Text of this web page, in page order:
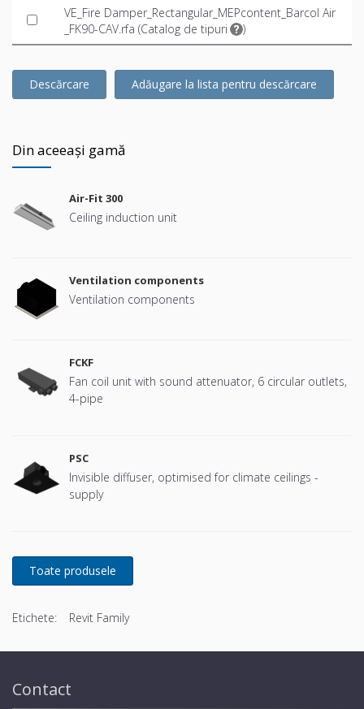
VE_Fire Damper_Rectangular_MEPcontent_Barcol Air
_FK90-CAV.rfa (Catalog de tipuri )
Descărcare Adăugare la lista pentru descărcare
Din aceeași gamă
Air-Fit 300
Ceiling induction unit
Ventilation components
Ventilation components
FCKF
Fan coil unit with sound attenuator, 6 circular outlets,
4-pipe
PSC
Invisible diffuser, optimised for climate ceilings -
supply
Etichete: Revit Family
Contact